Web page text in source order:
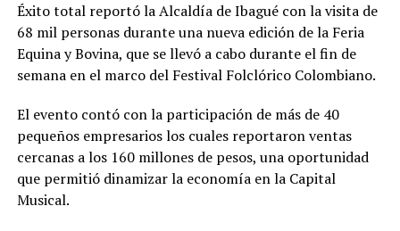
Éxito total reportó la Alcaldía de Ibagué con la visita de
68 mil personas durante una nueva edición de la Feria
Equina y Bovina, que se llevó a cabo durante el fin de
semana en el marco del Festival Folclórico Colombiano.
El evento contó con la participación de más de 40
pequeños empresarios los cuales reportaron ventas
cercanas a los 160 millones de pesos, una oportunidad
que permitió dinamizar la economía en la Capital
Musical.